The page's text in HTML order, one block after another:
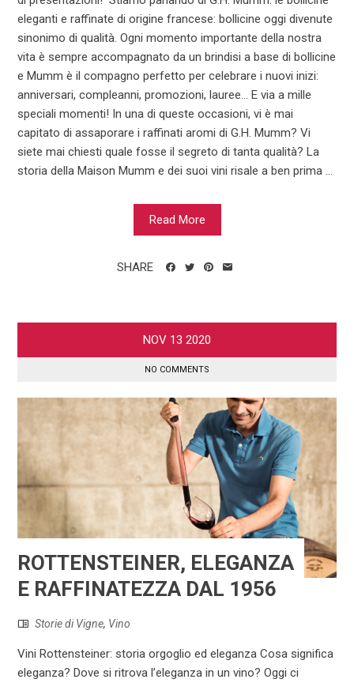
eleganti e raffinate di origine francese: bollicine oggi divenute
sinonimo di qualità. Ogni momento importante della nostra
vita è sempre accompagnato da un brindisi a base di bollicine
e Mumm è il compagno perfetto per celebrare i nuovi inizi:
anniversari, compleanni, promozioni, lauree… E via a mille
speciali momenti! In una di queste occasioni, vi è mai
capitato di assaporare i raffinati aromi di G.H. Mumm? Vi
siete mai chiesti quale fosse il segreto di tanta qualità? La
storia della Maison Mumm e dei suoi vini risale a ben prima ...
Read More
SHARE
NOV 13 2020
NO COMMENTS
ROTTENSTEINER, ELEGANZA
E RAFFINATEZZA DAL 1956
Storie di Vigne, Vino
Vini Rottensteiner: storia orgoglio ed eleganza Cosa significa
eleganza? Dove si ritrova l’eleganza in un vino? Oggi ci